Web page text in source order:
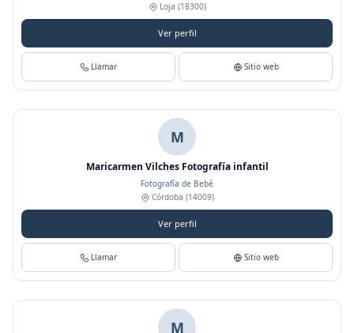
Loja (18300)
Ver perfil
Llamar Sitio web
M
Maricarmen Vilches Fotografía infantil
Fotografía de Bebé
Córdoba (14009)
Ver perfil
Llamar Sitio web
M